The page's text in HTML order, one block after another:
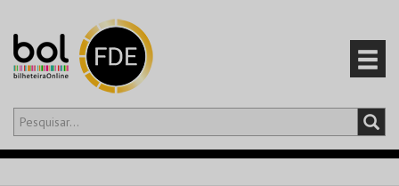
Olá,iniciar sessão